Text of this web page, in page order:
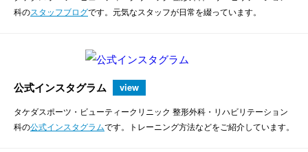
科のスタッフブログです。元気なスタッフが日常を綴っています。
公式インスタグラム view
タケダスポーツ・ビューティークリニック 整形外科・リハビリテーション
科の公式インスタグラムです。トレーニング方法などをご紹介しています。